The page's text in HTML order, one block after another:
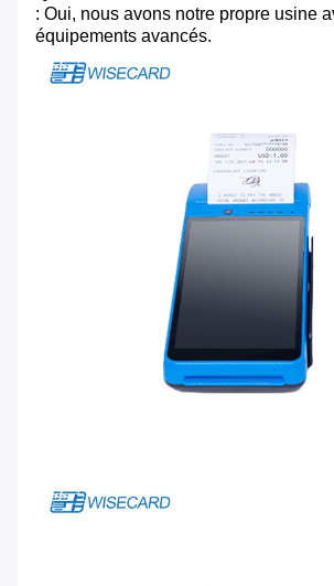
: Oui, nous avons notre propre usine
équipements avancés.